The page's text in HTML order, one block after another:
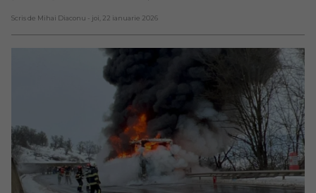
Scris de Mihai Diaconu - joi, 22 ianuarie 2026